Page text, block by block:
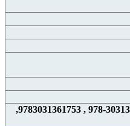
9783031361746, 978-3031361746 , 9783031361753,